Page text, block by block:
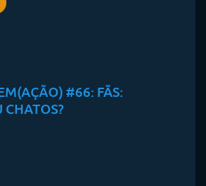
#66: FÃS:
CHATOS?